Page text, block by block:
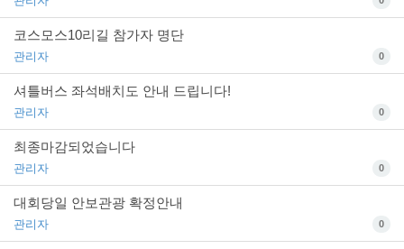
코스모스10리길 참가자 명단
관리자 0
셔틀버스 좌석배치도 안내 드립니다!
관리자 0
최종마감되었습니다
관리자 0
대회당일 안보관광 확정안내
관리자 0